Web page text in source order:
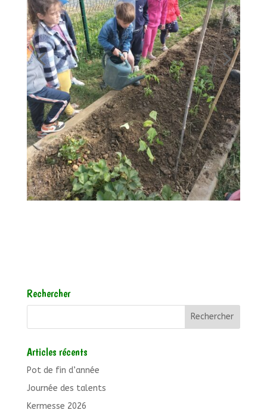
Rechercher
Articles récents
Pot de fin d’année
Journée des talents
Kermesse 2026